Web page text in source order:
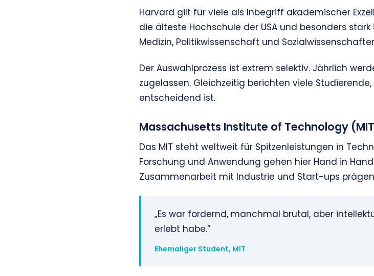
Harvard gilt für viele als Inbegriff akademischer
die älteste Hochschule der USA und besonders
Medizin, Politikwissenschaft und
Der Auswahlprozess ist extrem selektiv. Jährlich
zugelassen. Gleichzeitig berichten viele
entscheidend ist.
Massachusetts Institute of Technology
Das MIT steht weltweit für Spitzenleistungen in
Forschung und Anwendung gehen hier Hand in
Zusammenarbeit mit Industrie und Start-ups
„Es war fordernd, manchmal brutal, aber
erlebt habe.”
Ehemaliger Student, MIT